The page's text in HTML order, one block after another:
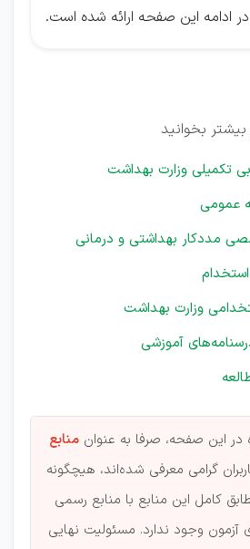
در ادامه این صفحه ارائه شده است.
بخوانید
تکمیلی وزارت بهداشت
عمومی
مددکار بهداشتی و درمانی
وزارت بهداشت
آموزشی
در این صفحه، صرفا به عنوان منابع
گرامی معرفی شده‌اند، هیچگونه
کامل این منابع با منابع رسمی
آزمون وجود ندارد. مسئولیت نهایی